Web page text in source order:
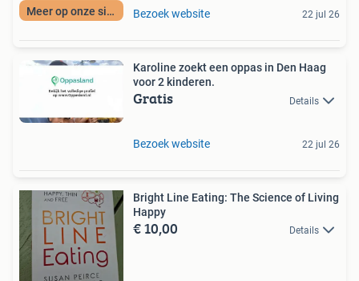
Meer op onze site Bezoek website 22 jul 26
Karoline zoekt een oppas in Den Haag
voor 2 kinderen.
Gratis Details
Bezoek website 22 jul 26
Bright Line Eating: The Science of Living
Happy
€ 10,00 Details